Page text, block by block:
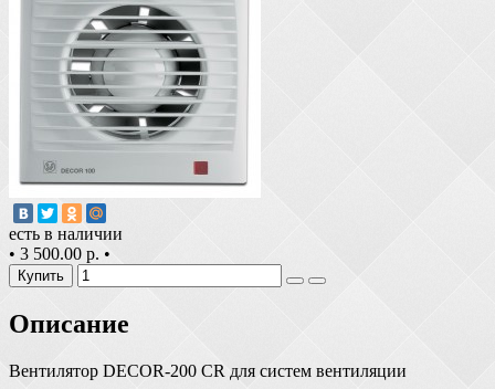
есть в наличии
• 3 500.00 р. •
Купить
Описание
Вентилятор DECOR-200 СR для систем вентиляции